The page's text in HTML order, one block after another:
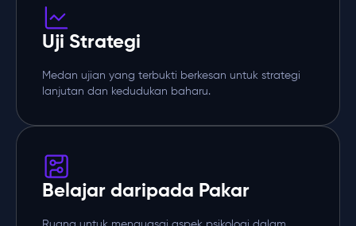
Uji Strategi
Medan ujian yang terbukti berkesan untuk strategi
lanjutan dan kedudukan baharu.
Belajar daripada Pakar